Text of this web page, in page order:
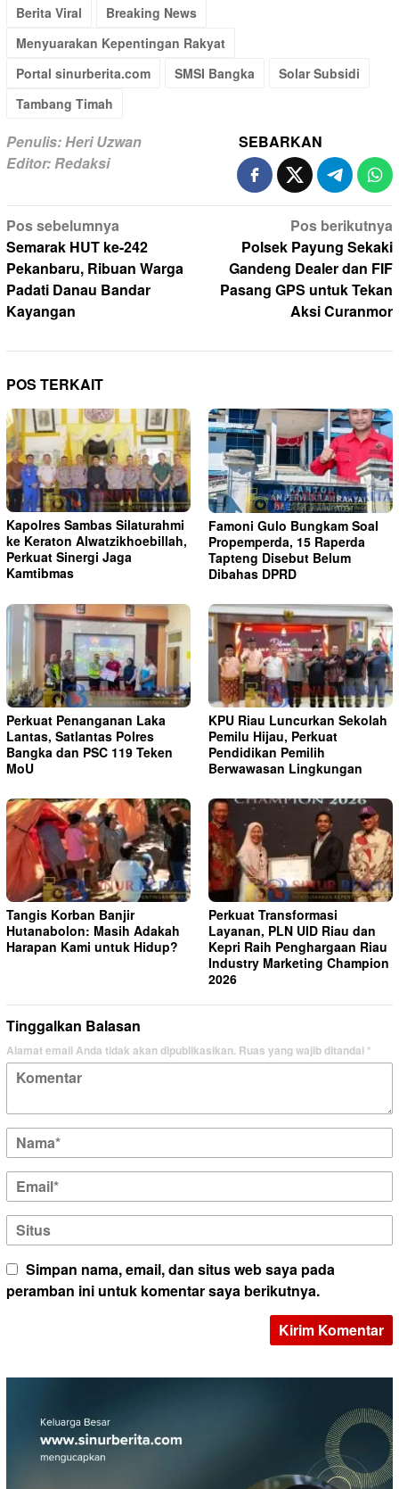
Berita Viral
Breaking News
Menyuarakan Kepentingan Rakyat
Portal sinurberita.com
SMSI Bangka
Solar Subsidi
Tambang Timah
Penulis: Heri Uzwan
Editor: Redaksi
SEBARKAN
Navigasi
pos
Pos sebelumnya
Semarak HUT ke-242
Pekanbaru, Ribuan Warga
Padati Danau Bandar
Kayangan
Pos berikutnya
Polsek Payung Sekaki
Gandeng Dealer dan FIF
Pasang GPS untuk Tekan
Aksi Curanmor
POS TERKAIT
Kapolres Sambas Silaturahmi
ke Keraton Alwatzikhoebillah,
Perkuat Sinergi Jaga
Kamtibmas
Famoni Gulo Bungkam Soal
Propemperda, 15 Raperda
Tapteng Disebut Belum
Dibahas DPRD
Perkuat Penanganan Laka
Lantas, Satlantas Polres
Bangka dan PSC 119 Teken
MoU
KPU Riau Luncurkan Sekolah
Pemilu Hijau, Perkuat
Pendidikan Pemilih
Berwawasan Lingkungan
Tangis Korban Banjir
Hutanabolon: Masih Adakah
Harapan Kami untuk Hidup?
Perkuat Transformasi
Layanan, PLN UID Riau dan
Kepri Raih Penghargaan Riau
Industry Marketing Champion
2026
Tinggalkan Balasan
Alamat email Anda tidak akan dipublikasikan. Ruas yang wajib ditandai*
Simpan nama, email, dan situs web saya pada
peramban ini untuk komentar saya berikutnya.